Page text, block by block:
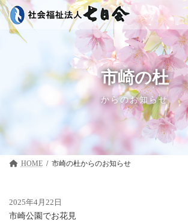
コ
ン
ナ
ビ
市崎の杜
からのお知らせ
HOME 市崎の杜
2025年4月22日
市崎公園でお花見